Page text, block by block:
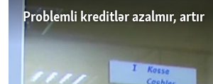
Problemli kreditlər azalmır, artır